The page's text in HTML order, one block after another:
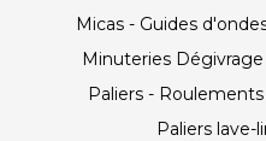
Micas - Guides
Minuteries
Paliers -
Paliers lave-